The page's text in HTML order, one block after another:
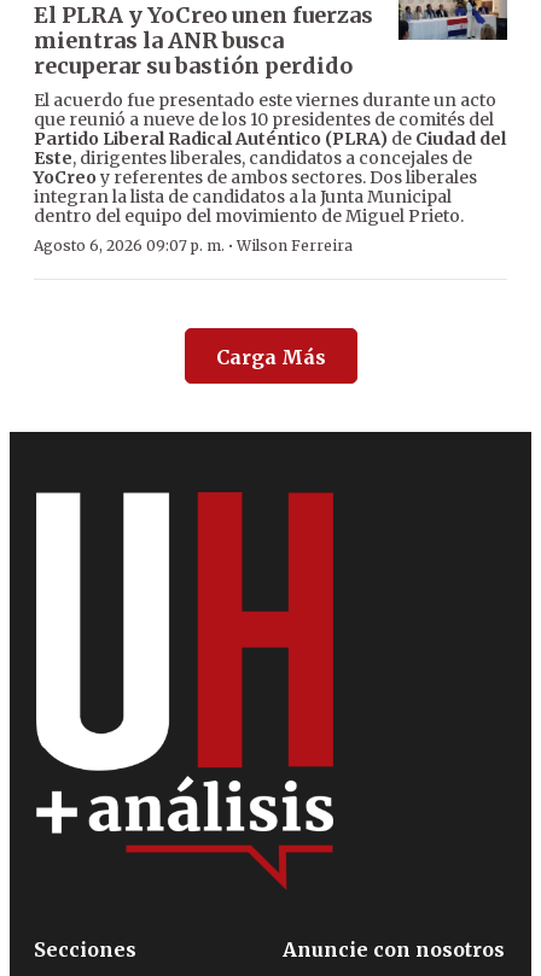
El PLRA y YoCreo unen fuerzas
mientras la ANR busca
recuperar su bastión perdido
El acuerdo fue presentado este viernes durante un acto
que reunió a nueve de los 10 presidentes de comités del
Partido Liberal Radical Auténtico (PLRA) de Ciudad del
Este, dirigentes liberales, candidatos a concejales de
YoCreo y referentes de ambos sectores. Dos liberales
integran la lista de candidatos a la Junta Municipal
dentro del equipo del movimiento de Miguel Prieto.
Agosto 6, 2026 09:07 p. m. ·Wilson Ferreira
Carga Más
Secciones
Anuncie con nosotros